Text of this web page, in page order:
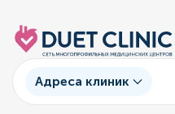
Адреса клиник